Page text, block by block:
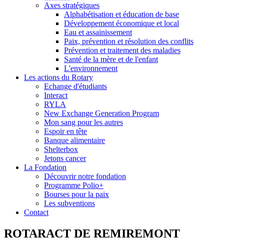
Axes stratégiques
Alphabétisation et éducation de base
Développement économique et local
Eau et assainissement
Paix, prévention et résolution des conflits
Prévention et traitement des maladies
Santé de la mère et de l'enfant
L'environnement
Les actions du Rotary
Echange d'étudiants
Interact
RYLA
New Exchange Generation Program
Mon sang pour les autres
Espoir en tête
Banque alimentaire
Shelterbox
Jetons cancer
La Fondation
Découvrir notre fondation
Programme Polio+
Bourses pour la paix
Les subventions
Contact
ROTARACT DE REMIREMONT